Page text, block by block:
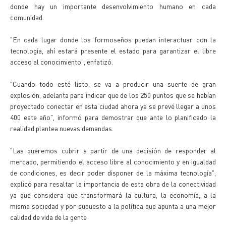
donde hay un importante desenvolvimiento humano en cada
comunidad.
"En cada lugar donde los formoseños puedan interactuar con la
tecnología, ahí estará presente el estado para garantizar el libre
acceso al conocimiento", enfatizó.
"Cuando todo esté listo, se va a producir una suerte de gran
explosión, adelanta para indicar que de los 250 puntos que se habían
proyectado conectar en esta ciudad ahora ya se prevé llegar a unos
400 este año", informó para demostrar que ante lo planificado la
realidad plantea nuevas demandas.
"Las queremos cubrir a partir de una decisión de responder al
mercado, permitiendo el acceso libre al conocimiento y en igualdad
de condiciones, es decir poder disponer de la máxima tecnología",
explicó para resaltar la importancia de esta obra de la conectividad
ya que considera que transformará la cultura, la economía, a la
misma sociedad y por supuesto a la política que apunta a una mejor
calidad de vida de la gente